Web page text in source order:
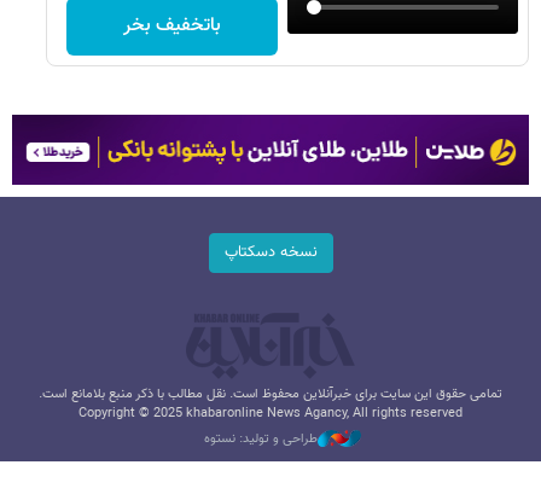
باتخفیف بخر
نسخه دسکتاپ
تمامی حقوق این سایت برای خبرآنلاین محفوظ است. نقل مطالب با ذکر منبع بلامانع است.
Copyright © 2025 khabaronline News Agancy, All rights reserved
طراحی و تولید: نستوه